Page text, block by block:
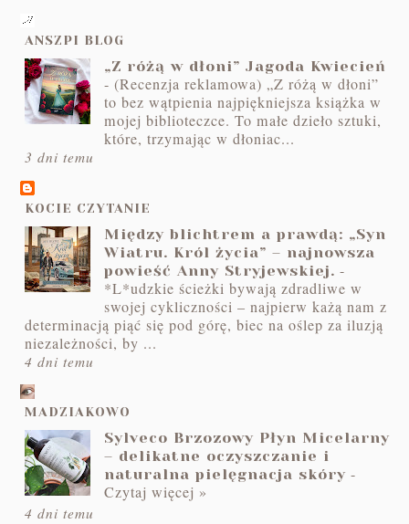
ANSZPI BLOG
„Z różą w dłoni” Jagoda Kwiecień
-(Recenzja reklamowa) „Z różą w dłoni”
to bez wątpienia najpiękniejsza książka w
mojej biblioteczce. To małe dzieło sztuki,
które, trzymając w dłoniac...
3 dni temu
KOCIE CZYTANIE
Między blichtrem a prawdą: „Syn
Wiatru. Król życia” – najnowsza
powieść Anny Stryjewskiej. -
*L*udzkie ścieżki bywają zdradliwe w
swojej cykliczności – najpierw każą nam z
determinacją piąć się pod górę, biec na oślep za iluzją
niezależności, by ...
4 dni temu
MADZIAKOWO
Sylveco Brzozowy Płyn Micelarny
– delikatne oczyszczanie i
naturalna pielęgnacja skóry -
Czytaj więcej »
4 dni temu